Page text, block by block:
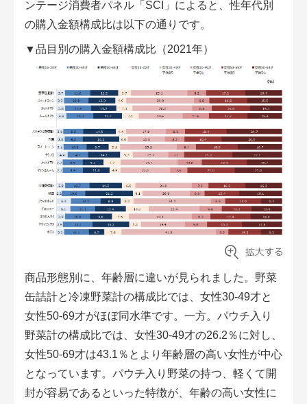
ンテージ消費者パネル「SCI」によると、性年代別
の購入金額構成比は以下の通りです。
▼品目別の購入金額構成比（2021年）
商品形態別に、年齢層に違いが見られました。野菜
缶詰計と冷凍野菜計の構成比では、女性30-49才と
女性50-69才がほぼ同水準です。一方。パウチ入り
野菜計の構成比では、女性30-49才の26.2％に対し、
女性50-69才は43.1％とより年齢層の高い女性が中心
となっています。パウチ入り野菜の持つ、軽くて開
封が容易であるといった特徴が、年齢の高い女性に